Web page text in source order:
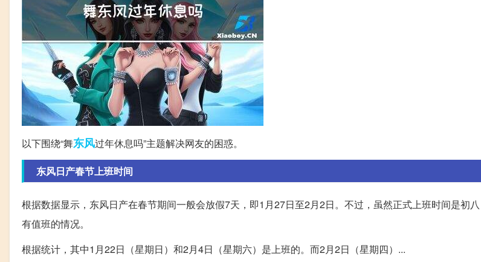
以下围绕“舞东风过年休息吗”主题解决网友的困惑。
东风日产春节上班时间
根据数据显示，东风日产在春节期间一般会放假7天，即1月27日至2月2日。不过，虽然正式上班时间是初
有值班的情况。
根据统计，其中1月22日（星期日）和2月4日（星期六）是上班的。而2月2日（星期四）...